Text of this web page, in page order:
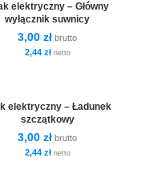
elektryczny – Główny
wyłącznik suwnicy
3,00 zł brutto
2,44 złnetto
elektryczny – Ładunek
szczątkowy
3,00 zł brutto
2,44 złnetto